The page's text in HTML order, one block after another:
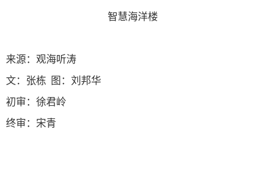
智慧海洋楼
来源：观海听涛
文：张栋 图：刘邦华
初审：徐君岭
终审：宋青